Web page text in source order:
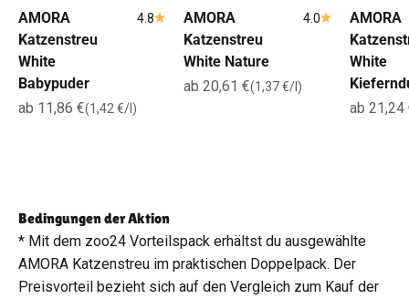
AMORA
Katzenstreu
White
Babypuder
4.8
Angebot
ab 11,86 €(1,42 €/l)
AMORA
Katzenstreu
White Nature
4.0
Angebot
ab 20,61 €(1,37 €/l)
AMORA
White
Angebot
ab 21,24
Bedingungen der Aktion
* Mit dem zoo24 Vorteilspack erhältst du ausgewählte
AMORA Katzenstreu im praktischen Doppelpack. Der
Preisvorteil bezieht sich auf den Vergleich zum Kauf der